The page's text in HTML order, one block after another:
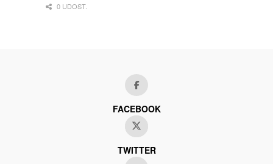
0 UDOST.
FACEBOOK
TWITTER